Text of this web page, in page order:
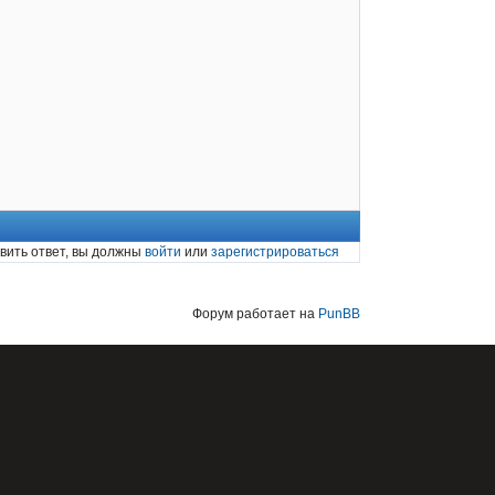
ответ, вы должны войти или зарегистрироваться
Форум работает на PunBB